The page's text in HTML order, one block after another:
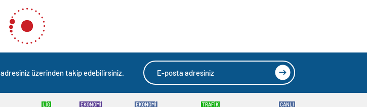
Oldu
Nikah Şahidi Oldu